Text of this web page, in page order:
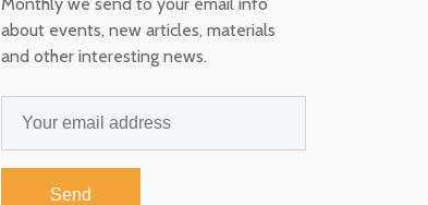
about events, new articles, materials
and other interesting news.
Send